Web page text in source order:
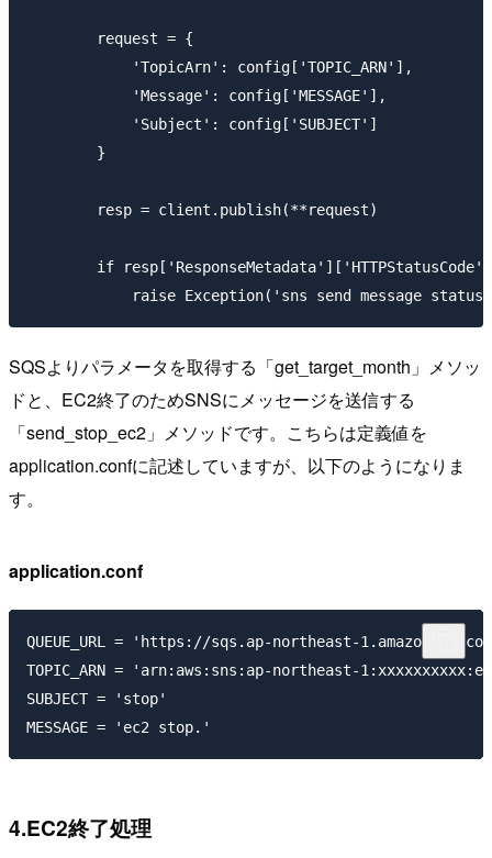
        request = {
            'TopicArn': config['TOPIC_ARN'],
            'Message': config['MESSAGE'],
            'Subject': config['SUBJECT']
        }
        resp = client.publish(**request)
if
SQSよりパラメータを取得する「get_target_month」メソッ
ドと、EC2終了のためSNSにメッセージを送信する
「send_stop_ec2」メソッドです。こちらは定義値を
application.confに記述していますが、以下のようになりま
す。
application.conf
QUEUE_URL = 'https://sqs.ap-northeast-
TOPIC_ARN = 'arn:aws:sns:ap-northeast-
SUBJECT = 'stop'
4.EC2終了処理